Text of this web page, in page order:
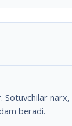
beradi.